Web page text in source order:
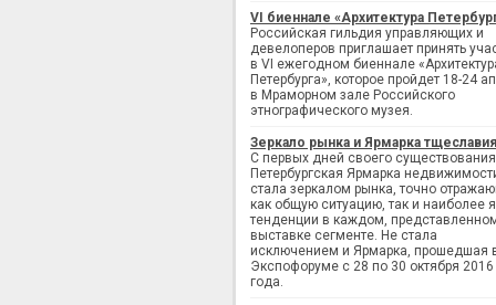
VI биеннале «Архитектура
Российская гильдия управляющих и
девелоперов приглашает принять
в VI ежегодном биеннале
Петербурга», которое пройдет 18-24
в Мраморном зале Российского
этнографического музея.
Зеркало рынка и Ярмарка тщеславия
С первых дней своего существования
Петербургская Ярмарка
стала зеркалом рынка, точно
как общую ситуацию, так и наиболее
тенденции в каждом,
выставке сегменте. Не стала
исключением и Ярмарка, прошедшая
Экспофоруме с 28 по 30 октября 2016
года.